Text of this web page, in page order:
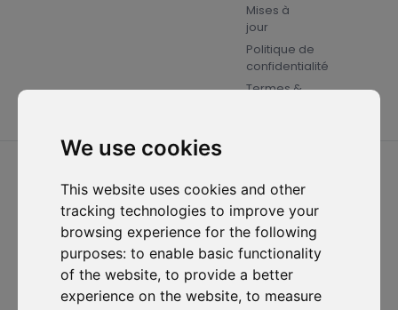
We use cookies
This website uses cookies and other
tracking technologies to improve your
browsing experience for the following
purposes: to enable basic functionality
of the website, to provide a better
experience on the website, to measure
Mises à
jour
Politique de
confidentialité
Termes &